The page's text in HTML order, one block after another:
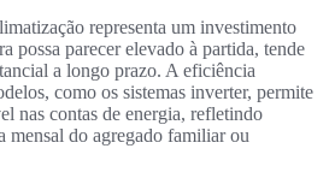
representa um investimento
possa parecer elevado à partida, tende
a longo prazo. A eficiência
como os sistemas inverter, permite
nas contas de energia, refletindo
mensal do agregado familiar ou